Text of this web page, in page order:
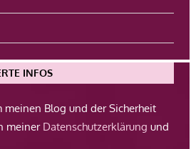
INFOS
Blog und der Sicherheit
meiner Datenschutzerklärung und